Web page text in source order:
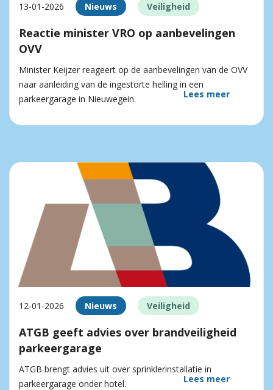
13-01-2026 Nieuws Veiligheid
Reactie minister VRO op aanbevelingen
OVV
Minister Keijzer reageert op de aanbevelingen van de OVV
naar aanleiding van de ingestorte helling in een
parkeergarage in Nieuwegein.
Lees meer
12-01-2026 Nieuws Veiligheid
ATGB geeft advies over brandveiligheid
parkeergarage
ATGB brengt advies uit over sprinklerinstallatie in
parkeergarage onder hotel.
Lees meer